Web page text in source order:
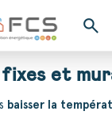
search
et
baisser la